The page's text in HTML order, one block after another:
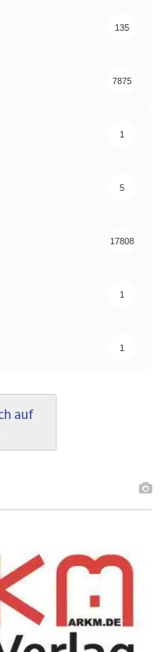
135
7875
1
5
17808
1
1